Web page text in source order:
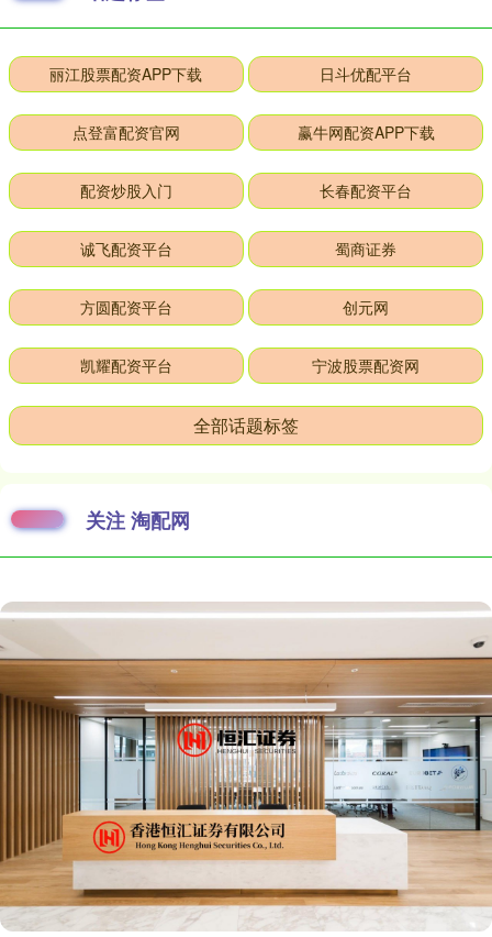
丽江股票配资APP下载 日斗优配平台
点登富配资官网 赢牛网配资APP下载
配资炒股入门 长春配资平台
诚飞配资平台 蜀商证券
方圆配资平台 创元网
凯耀配资平台 宁波股票配资网
全部话题标签
关注 淘配网